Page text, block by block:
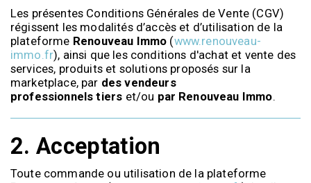
Les présentes Conditions Générales de Vente (CGV)
régissent les modalités d’accès et d’utilisation de la
plateforme Renouveau Immo (www.renouveau-
immo.fr), ainsi que les conditions d'achat et vente des
services, produits et solutions proposés sur la
marketplace, par des vendeurs
professionnels tiers et/ou par Renouveau Immo.
2. Acceptation
Toute commande ou utilisation de la plateforme